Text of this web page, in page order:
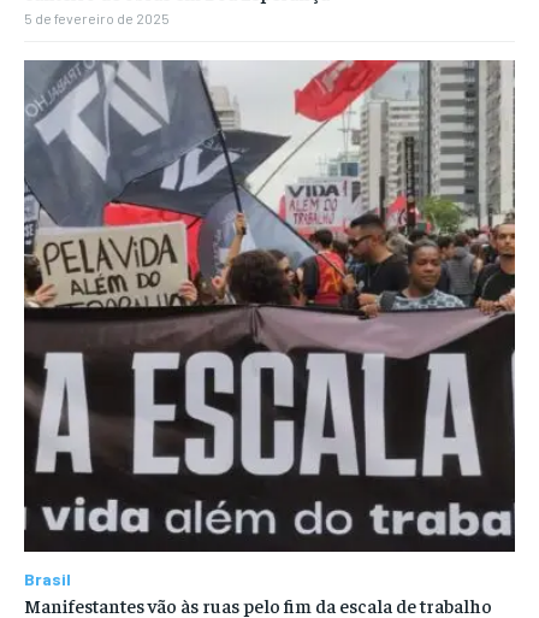
5 de fevereiro de 2025
Brasil
Manifestantes vão às ruas pelo fim da escala de trabalho